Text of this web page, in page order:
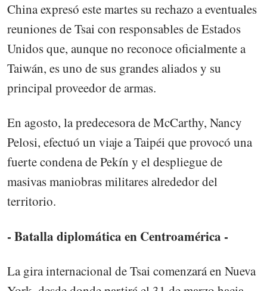
China expresó este martes su rechazo a eventuales
reuniones de Tsai con responsables de Estados
Unidos que, aunque no reconoce oficialmente a
Taiwán, es uno de sus grandes aliados y su
principal proveedor de armas.
En agosto, la predecesora de McCarthy, Nancy
Pelosi, efectuó un viaje a Taipéi que provocó una
fuerte condena de Pekín y el despliegue de
masivas maniobras militares alrededor del
territorio.
- Batalla diplomática en Centroamérica -
La gira internacional de Tsai comenzará en Nueva